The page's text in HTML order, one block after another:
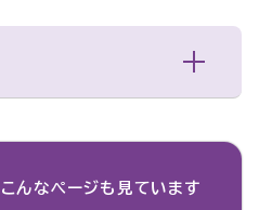
こんなページも見ています